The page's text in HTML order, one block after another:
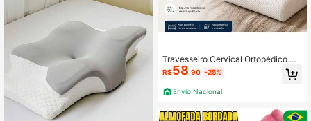
Travesseiro Cervical Ortopédico M
agnético premium
R$58,90 -25%
Envio Nacional